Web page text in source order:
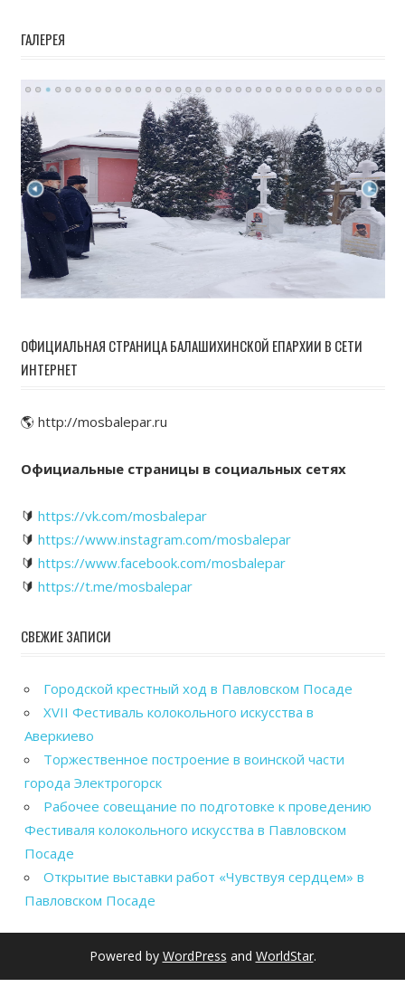
ГАЛЕРЕЯ
ОФИЦИАЛЬНАЯ СТРАНИЦА БАЛАШИХИНСКОЙ ЕПАРХИИ В СЕТИ
ИНТЕРНЕТ
🌎 http://mosbalepar.ru
Официальные страницы в социальных сетях
🔰 https://vk.com/mosbalepar
🔰 https://www.instagram.com/mosbalepar
🔰 https://www.facebook.com/mosbalepar
🔰 https://t.me/mosbalepar
СВЕЖИЕ ЗАПИСИ
Городской крестный ход в Павловском Посаде
XVII Фестиваль колокольного искусства в
Аверкиево
Торжественное построение в воинской части
города Электрогорск
Рабочее совещание по подготовке к проведению
Фестиваля колокольного искусства в Павловском
Посаде
Открытие выставки работ «Чувствуя сердцем» в
Павловском Посаде
Powered by WordPress and WorldStar.